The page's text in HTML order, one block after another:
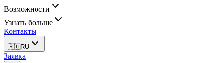
Возможности
Узнать больше
Контакты
🇷🇺RU
Заявка